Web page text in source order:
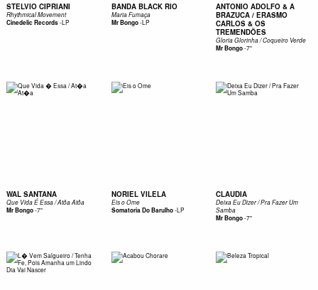
STELVIO CIPRIANI
Rhythmical Movement
Cinedelic Records-LP
BANDA BLACK RIO
Maria Fumaça
Mr Bongo-LP
ANTONIO ADOLFO & A
BRAZUCA / ERASMO
CARLOS & OS
TREMENDÕES
Gloria Glorinha / Coqueiro Verde
Mr Bongo-7"
WAL SANTANA
Que Vida É Essa / Atôa Atôa
Mr Bongo-7"
NORIEL VILELA
Eis o Ome
Somatoria Do Barulho-LP
CLAUDIA
Deixa Eu Dizer / Pra Fazer Um
Samba
Mr Bongo-7"